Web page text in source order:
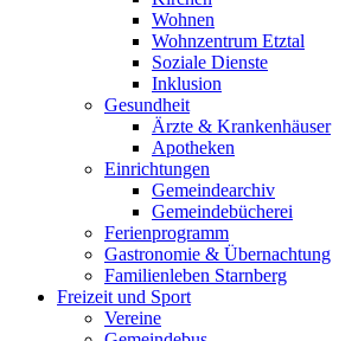
Wohnen
Wohnzentrum Etztal
Soziale Dienste
Inklusion
Gesundheit
Ärzte & Krankenhäuser
Apotheken
Einrichtungen
Gemeindearchiv
Gemeindebücherei
Ferienprogramm
Gastronomie & Übernachtung
Familienleben Starnberg
Freizeit und Sport
Vereine